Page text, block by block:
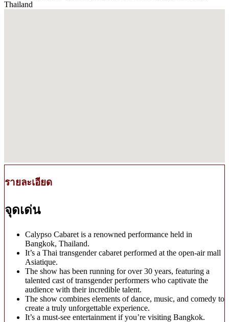
Thailand
รายละเอียด
จุดเด่น
Calypso Cabaret is a renowned performance held in
Bangkok, Thailand.
It’s a Thai transgender cabaret performed at the open-air mall
Asiatique.
The show has been running for over 30 years, featuring a
talented cast of transgender performers who captivate the
audience with their incredible talent.
The show combines elements of dance, music, and comedy to
create a truly unforgettable experience.
It’s a must-see entertainment if you’re visiting Bangkok.